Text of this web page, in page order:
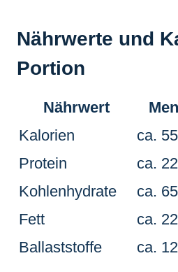
Nährwerte und
Portion
Nährwert
Kalorien
ca.
Protein
ca.
Kohlenhydrate
ca.
Fett
ca.
Ballaststoffe
ca.